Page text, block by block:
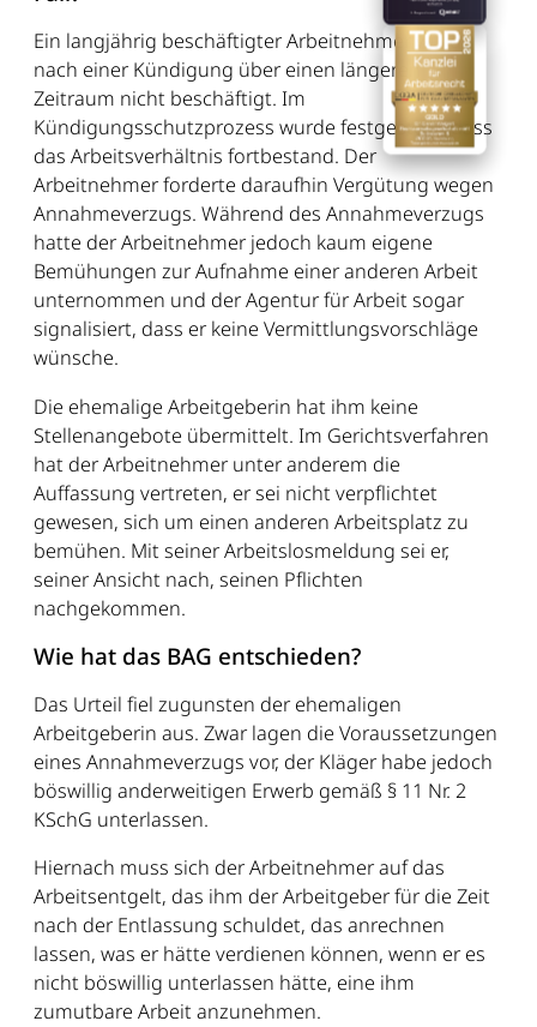
Ein langjährig beschäftigter Arbeitnehmer wurde
nach einer Kündigung über einen längeren
Zeitraum nicht beschäftigt. Im
Kündigungsschutzprozess wurde festgestellt, dass
das Arbeitsverhältnis fortbestand. Der
Arbeitnehmer forderte daraufhin Vergütung wegen
Annahmeverzugs. Während des Annahmeverzugs
hatte der Arbeitnehmer jedoch kaum eigene
Bemühungen zur Aufnahme einer anderen Arbeit
unternommen und der Agentur für Arbeit sogar
signalisiert, dass er keine Vermittlungsvorschläge
wünsche.
Die ehemalige Arbeitgeberin hat ihm keine
Stellenangebote übermittelt. Im Gerichtsverfahren
hat der Arbeitnehmer unter anderem die
Auffassung vertreten, er sei nicht verpflichtet
gewesen, sich um einen anderen Arbeitsplatz zu
bemühen. Mit seiner Arbeitslosmeldung sei er,
seiner Ansicht nach, seinen Pflichten
nachgekommen.
Wie hat das BAG entschieden?
Das Urteil fiel zugunsten der ehemaligen
Arbeitgeberin aus. Zwar lagen die Voraussetzungen
eines Annahmeverzugs vor, der Kläger habe jedoch
böswillig anderweitigen Erwerb gemäß § 11 Nr. 2
KSchG unterlassen.
Hiernach muss sich der Arbeitnehmer auf das
Arbeitsentgelt, das ihm der Arbeitgeber für die Zeit
nach der Entlassung schuldet, das anrechnen
lassen, was er hätte verdienen können, wenn er es
nicht böswillig unterlassen hätte, eine ihm
zumutbare Arbeit anzunehmen.